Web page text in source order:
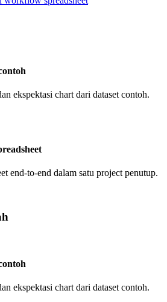
ekspektasi chart dari dataset contoh.
end-to-end dalam satu project penutup.
ekspektasi chart dari dataset contoh.